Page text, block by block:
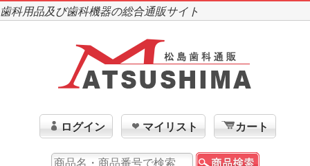
歯科用品及び歯科機器の総合通販サイト
ログイン マイリスト カート